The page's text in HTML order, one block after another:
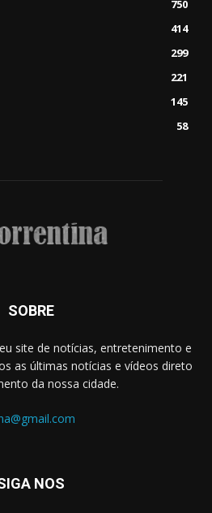
750
414
299
221
145
58
SOBRE
site de notícias, entretenimento e
as últimas notícias e vídeos direto
da nossa cidade.
NOS